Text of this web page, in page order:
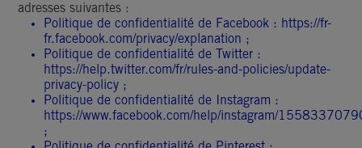
adresses suivantes :
Politique de confidentialité de Facebook : https://fr-
fr.facebook.com/privacy/explanation ;
Politique de confidentialité de Twitter :
https://help.twitter.com/fr/rules-and-policies/update-
privacy-policy ;
Politique de confidentialité de Instagram :
https://www.facebook.com/help/instagram/
;